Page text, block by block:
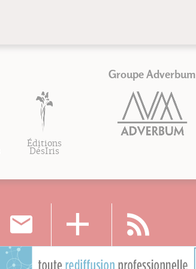
Éditions
DésIris
Groupe Adverbum